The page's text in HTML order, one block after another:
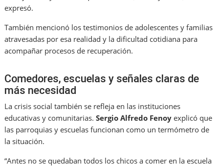
expresó.
También mencionó los testimonios de adolescentes y familias
atravesadas por esa realidad y la dificultad cotidiana para
acompañar procesos de recuperación.
Comedores, escuelas y señales claras de
más necesidad
La crisis social también se refleja en las instituciones
educativas y comunitarias.Sergio Alfredo Fenoy explicó que
las parroquias y escuelas funcionan como un termómetro de
la situación.
“Antes no se quedaban todos los chicos a comer en la escuela